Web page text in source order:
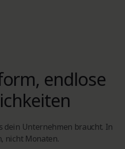
endlose
dein Unternehmen braucht. In
nicht Monaten.